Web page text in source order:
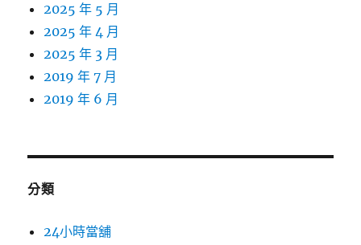
2025 年 5 月
2025 年 4 月
2025 年 3 月
2019 年 7 月
2019 年 6 月
分類
24小時當舖